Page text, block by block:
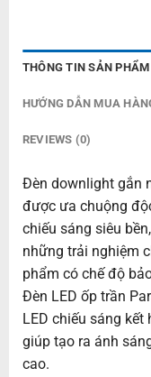
THÔNG TIN SẢN PHẨM
HƯỚNG DẪN MUA
REVIEWS (0)
Đèn downlight gắn
được ưa chuộng
chiếu sáng siêu
những trải nghiệm
phẩm có chế độ
Đèn LED ốp trần
LED chiếu sáng
giúp tạo ra ánh
cao.